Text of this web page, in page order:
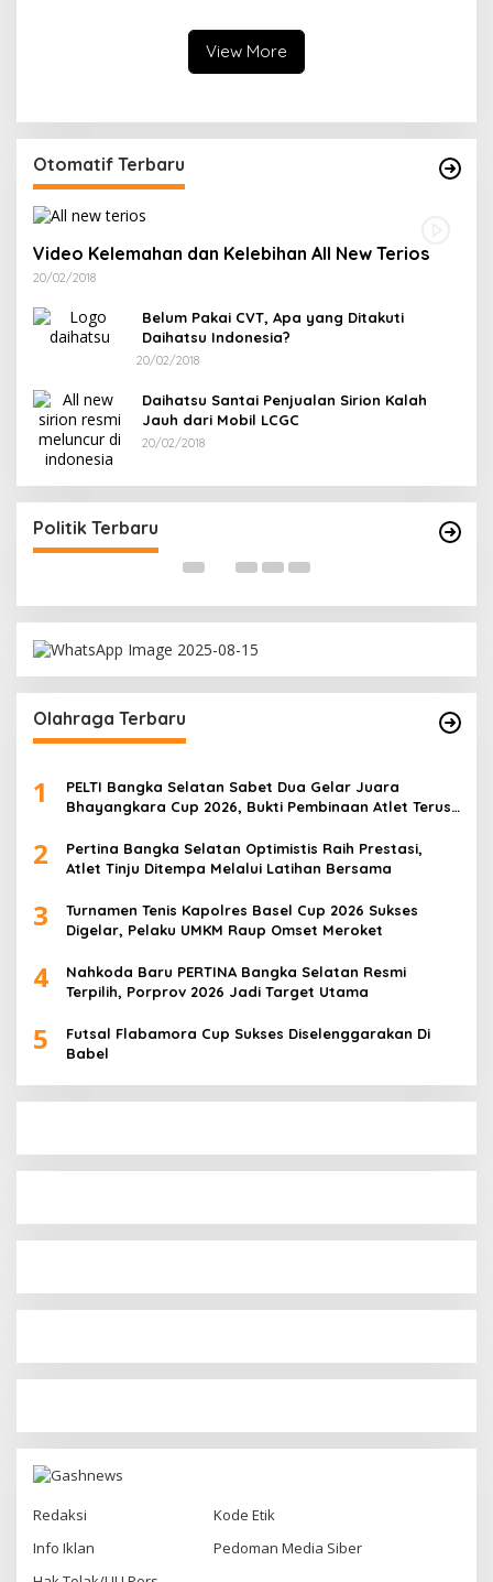
View More
Otomatif Terbaru
Video Kelemahan dan Kelebihan All New Terios
20/02/2018
Belum Pakai CVT, Apa yang Ditakuti
Daihatsu Indonesia?
20/02/2018
Daihatsu Santai Penjualan Sirion Kalah
Jauh dari Mobil LCGC
20/02/2018
Politik Terbaru
PDI Perjuangan Bagikan Takjil
Di Bangka Selatan, Politik
Olahraga Terbaru
1
PELTI Bangka Selatan Sabet Dua Gelar Juara
Bhayangkara Cup 2026, Bukti Pembinaan Atlet Terus
2
Pertina Bangka Selatan Optimistis Raih Prestasi,
Atlet Tinju Ditempa Melalui Latihan Bersama
3
Turnamen Tenis Kapolres Basel Cup 2026 Sukses
Digelar, Pelaku UMKM Raup Omset Meroket
4
Nahkoda Baru PERTINA Bangka Selatan Resmi
Terpilih, Porprov 2026 Jadi Target Utama
5
Futsal Flabamora Cup Sukses Diselenggarakan Di
Babel
Redaksi
Kode Etik
Info Iklan
Pedoman Media Siber